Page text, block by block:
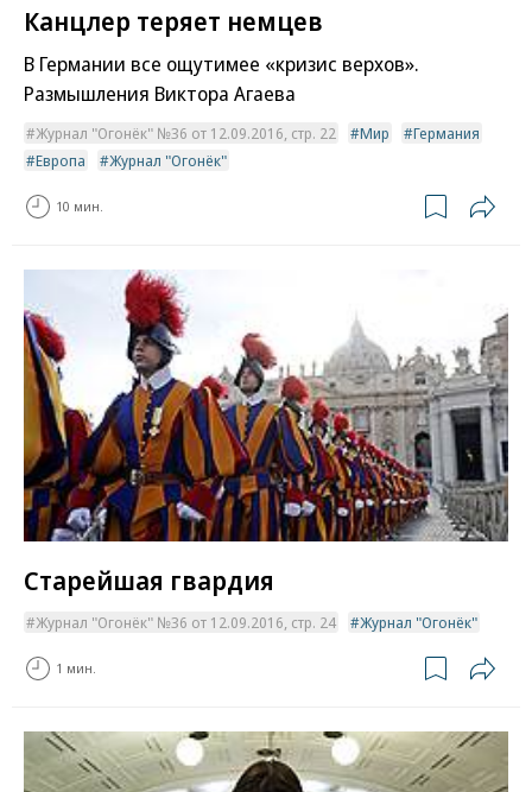
Канцлер теряет немцев
В Германии все ощутимее «кризис верхов».
Размышления Виктора Агаева
Журнал "Огонёк" №36 от 12.09.2016, стр. 22 Мир
Германия
Европа
Журнал "Огонёк"
10 мин.
Старейшая гвардия
Журнал "Огонёк" №36 от 12.09.2016, стр. 24 Журнал "Огонёк"
1 мин.